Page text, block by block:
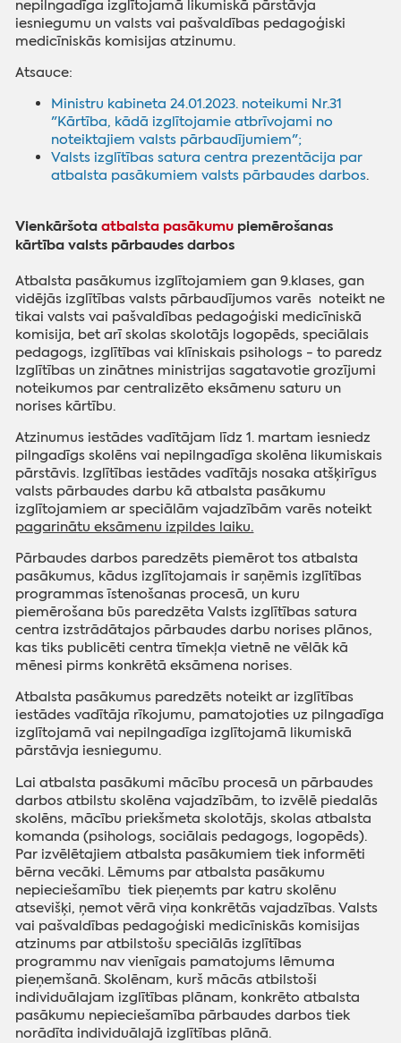
nepilngadīga izglītojamā likumiskā pārstāvja
iesniegumu un valsts vai pašvaldības pedagoģiski
medicīniskās komisijas atzinumu.
Atsauce:
Ministru kabineta 24.01.2023. noteikumi Nr.31
"Kārtība, kādā izglītojamie atbrīvojami no
noteiktajiem valsts pārbaudījumiem";
Valsts izglītības satura centra prezentācija par
atbalsta pasākumiem valsts pārbaudes darbos.
Vienkāršotaatbalsta pasākumu piemērošanas
kārtība valsts pārbaudes darbos
Atbalsta pasākumus izglītojamiem gan 9.klases, gan
vidējās izglītības valsts pārbaudījumos varēs noteikt ne
tikai valsts vai pašvaldības pedagoģiski medicīniskā
komisija, bet arī skolas skolotājs logopēds, speciālais
pedagogs, izglītības vai klīniskais psihologs - to paredz
Izglītības un zinātnes ministrijas sagatavotie grozījumi
noteikumos par centralizēto eksāmenu saturu un
norises kārtību.
Atzinumus iestādes vadītājam līdz 1. martam iesniedz
pilngadīgs skolēns vai nepilngadīga skolēna likumiskais
pārstāvis. Izglītības iestādes vadītājs nosaka atšķirīgus
valsts pārbaudes darbu kā atbalsta pasākumu
izglītojamiem ar speciālām vajadzībām varēs noteikt
pagarinātu eksāmenu izpildes laiku.
Pārbaudes darbos paredzēts piemērot tos atbalsta
pasākumus, kādus izglītojamais ir saņēmis izglītības
programmas īstenošanas procesā, un kuru
piemērošana būs paredzēta Valsts izglītības satura
centra izstrādātajos pārbaudes darbu norises plānos,
kas tiks publicēti centra tīmekļa vietnē ne vēlāk kā
mēnesi pirms konkrētā eksāmena norises.
Atbalsta pasākumus paredzēts noteikt ar izglītības
iestādes vadītāja rīkojumu, pamatojoties uz pilngadīga
izglītojamā vai nepilngadīga izglītojamā likumiskā
pārstāvja iesniegumu.
Lai atbalsta pasākumi mācību procesā un pārbaudes
darbos atbilstu skolēna vajadzībām, to izvēlē piedalās
skolēns, mācību priekšmeta skolotājs, skolas atbalsta
komanda (psihologs, sociālais pedagogs, logopēds).
Par izvēlētajiem atbalsta pasākumiem tiek informēti
bērna vecāki. Lēmums par atbalsta pasākumu
nepieciešamību tiek pieņemts par katru skolēnu
atsevišķi, ņemot vērā viņa konkrētās vajadzības. Valsts
vai pašvaldības pedagoģiski medicīniskās komisijas
atzinums par atbilstošu speciālās izglītības
programmu nav vienīgais pamatojums lēmuma
pieņemšanā. Skolēnam, kurš mācās atbilstoši
individuālajam izglītības plānam, konkrēto atbalsta
pasākumu nepieciešamība pārbaudes darbos tiek
norādīta individuālajā izglītības plānā.